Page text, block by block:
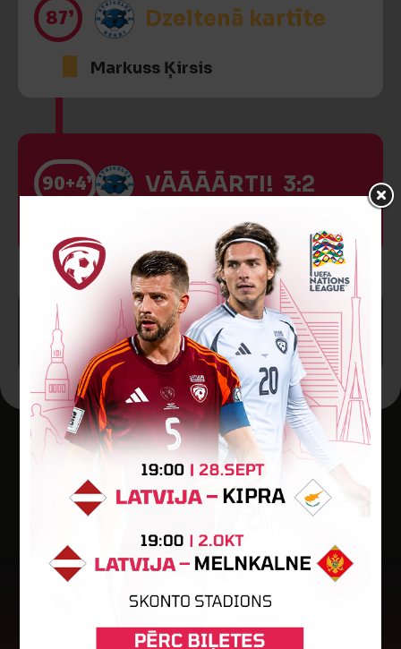
87’ Dzeltenā kartīte
Markuss Ķirsis
90+4’ VĀĀĀĀRTI! 3:2
Kalvis Grāveris
SPĒLE BEIGUSIES!
Jaunākās ziņas